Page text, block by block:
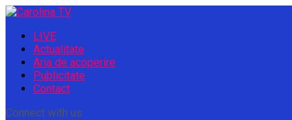
LIVE
Actualitate
Aria de acoperire
Publicitate
Contact
Connect with us